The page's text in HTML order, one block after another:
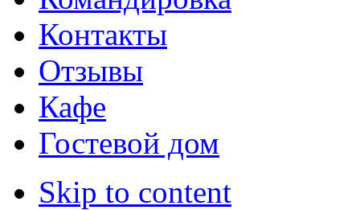
Контакты
Отзывы
Кафе
Гостевой дом
Skip to content